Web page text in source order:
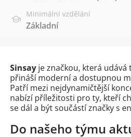
Minimální vzdělání
Základní
Sinsay je značkou, která
přináší moderní a dostupnou
Patří mezi nejdynamičtější
nabízí příležitosti pro ty, kteří
se dál a být součástí značky s
Do našeho týmu